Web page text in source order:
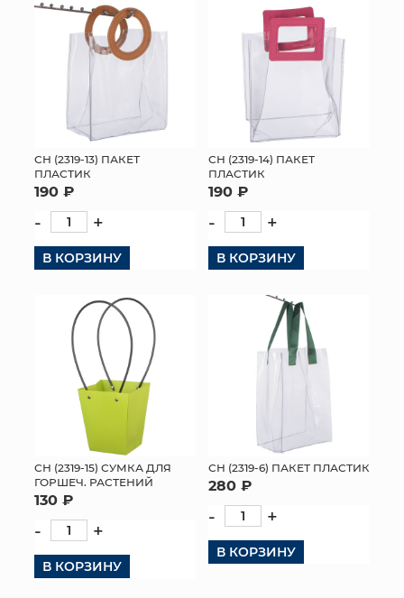
СН (2319-13) ПАКЕТ
ПЛАСТИК
190 ₽
- +
В КОРЗИНУ
СН (2319-14) ПАКЕТ
ПЛАСТИК
190 ₽
- +
В КОРЗИНУ
СН (2319-15) СУМКА ДЛЯ
ГОРШЕЧ. РАСТЕНИЙ
130 ₽
- +
В КОРЗИНУ
СН (2319-6) ПАКЕТ ПЛАСТИК
280 ₽
- +
В КОРЗИНУ